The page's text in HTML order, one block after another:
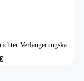
Wechselrichter Verlängerungskabel 5m (Betteri)